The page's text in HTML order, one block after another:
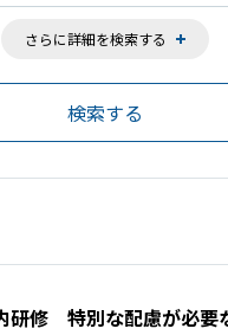
さらに詳細を検索する
研修 特別な配慮が必要